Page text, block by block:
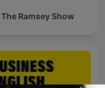
The Ramsey Show